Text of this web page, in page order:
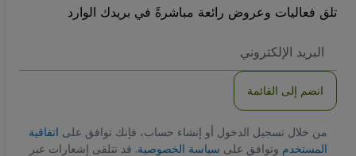
تلق فعاليات وعروض رائعة مباشرةً في بريدك الوارد
الاكتروني
انضم إلى القائمة
من خلال تسجيل الدخول أو إنشاء حساب، فإنك توافق على اتفاقية
المستخدم وتوافق على سياسة الخصوصية. قد تتلقى إشعارات عبر